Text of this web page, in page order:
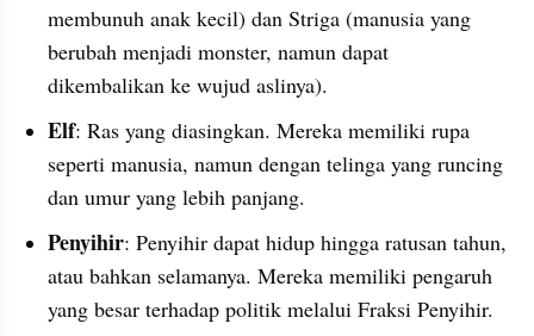
membunuh anak kecil) dan Striga (manusia yang
berubah menjadi monster, namun dapat
dikembalikan ke wujud aslinya).
Elf: Ras yang diasingkan. Mereka memiliki rupa
seperti manusia, namun dengan telinga yang runcing
dan umur yang lebih panjang.
Penyihir: Penyihir dapat hidup hingga ratusan tahun,
atau bahkan selamanya. Mereka memiliki pengaruh
yang besar terhadap politik melalui Fraksi Penyihir.